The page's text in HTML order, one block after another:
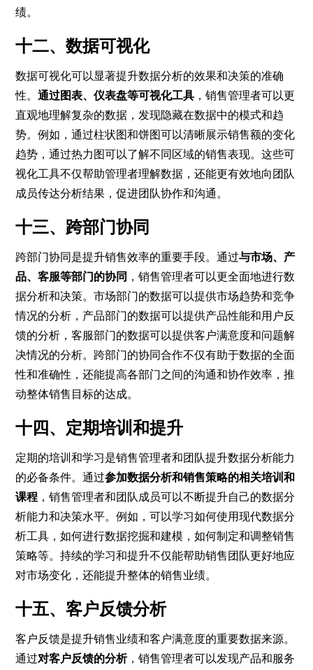
绩。
十二、数据可视化
数据可视化可以显著提升数据分析的效果和决策的准确
性。通过图表、仪表盘等可视化工具 ，销售管理者可以更
直观地理解复杂的数据，发现隐藏在数据中的模式和趋
势。例如，通过柱状图和饼图可以清晰展示销售额的变化
趋势，通过热力图可以了解不同区域的销售表现。这些可
视化工具不仅帮助管理者理解数据，还能更有效地向团队
成员传达分析结果，促进团队协作和沟通。
十三、跨部门协同
跨部门协同是提升销售效率的重要手段。通过与市场、产
品、客服等部门的协同 ，销售管理者可以更全面地进行数
据分析和决策。市场部门的数据可以提供市场趋势和竞争
情况的分析，产品部门的数据可以提供产品性能和用户反
馈的分析，客服部门的数据可以提供客户满意度和问题解
决情况的分析。跨部门的协同合作不仅有助于数据的全面
性和准确性，还能提高各部门之间的沟通和协作效率，推
动整体销售目标的达成。
十四、定期培训和提升
定期的培训和学习是销售管理者和团队提升数据分析能力
的必备条件。通过参加数据分析和销售策略的相关培训和
课程 ，销售管理者和团队成员可以不断提升自己的数据分
析能力和决策水平。例如，可以学习如何使用现代数据分
析工具，如何进行数据挖掘和建模，如何制定和调整销售
策略等。持续的学习和提升不仅能帮助销售团队更好地应
对市场变化，还能提升整体的销售业绩。
十五、客户反馈分析
客户反馈是提升销售业绩和客户满意度的重要数据来源。
通过对客户反馈的分析，销售管理者可以发现产品和服务